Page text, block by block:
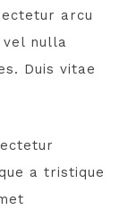
arcu
nulla
Duis vitae
a tristique